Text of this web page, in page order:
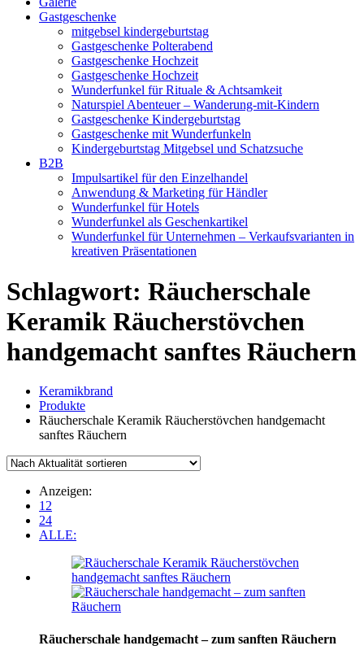
Gastgeschenke
mitgebsel kindergeburtstag
Gastgeschenke Polterabend
Gastgeschenke Hochzeit
Gastgeschenke Hochzeit
Wunderfunkel für Rituale & Achtsamkeit
Naturspiel Abenteuer – Wanderung-mit-Kindern
Gastgeschenke Kindergeburtstag
Gastgeschenke mit Wunderfunkeln
Kindergeburtstag Mitgebsel und Schatzsuche
B2B
Impulsartikel für den Einzelhandel
Anwendung & Marketing für Händler
Wunderfunkel für Hotels
Wunderfunkel als Geschenkartikel
Wunderfunkel für Unternehmen – Verkaufsvarianten in
kreativen Präsentationen
Schlagwort: Räucherschale
Keramik Räucherstövchen
handgemacht sanftes Räuchern
Keramikbrand
Produkte
Räucherschale Keramik Räucherstövchen handgemacht
sanftes Räuchern
Anzeigen:
12
24
ALLE:
Räucherschale handgemacht – zum sanften Räuchern